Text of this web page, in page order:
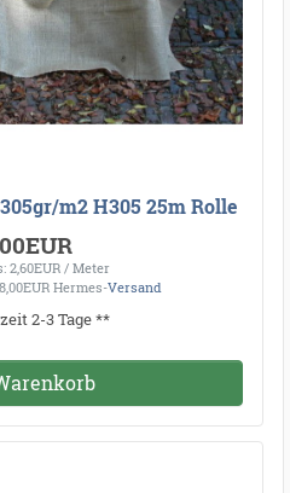
m2 H305 25m Rolle
2,60EUR / Meter
Hermes-Versand
2-3 Tage **